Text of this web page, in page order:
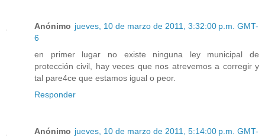
Anónimo jueves, 10 de marzo de 2011, 3:32:00 p.m. GMT-
6
en primer lugar no existe ninguna ley municipal de
protección civil, hay veces que nos atrevemos a corregir y
tal pare4ce que estamos igual o peor.
Responder
Anónimo jueves, 10 de marzo de 2011, 5:14:00 p.m. GMT-